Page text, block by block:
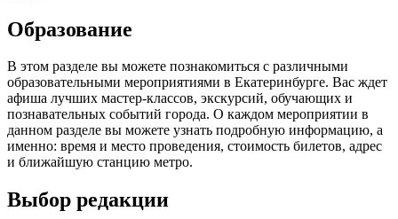
Образование
В этом разделе вы можете познакомиться с различными
образовательными мероприятиями в Екатеринбурге. Вас ждет
афиша лучших мастер-классов, экскурсий, обучающих и
познавательных событий города. О каждом мероприятии в
данном разделе вы можете узнать подробную информацию, а
именно: время и место проведения, стоимость билетов, адрес
и ближайшую станцию метро.
Выбор редакции